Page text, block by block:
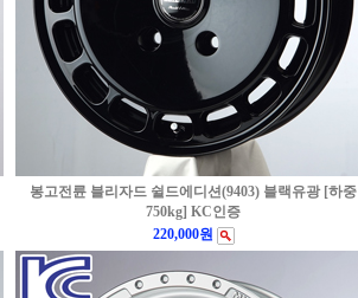
봉고전륜 블리자드 쉴드에디션(9403) 블랙유광 [하중
750kg] KC인증
220,000원